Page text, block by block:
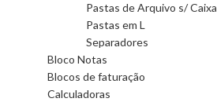
Pastas de Arquivo s/ Caixa
Pastas em L
Separadores
Bloco Notas
Blocos de faturação
Calculadoras